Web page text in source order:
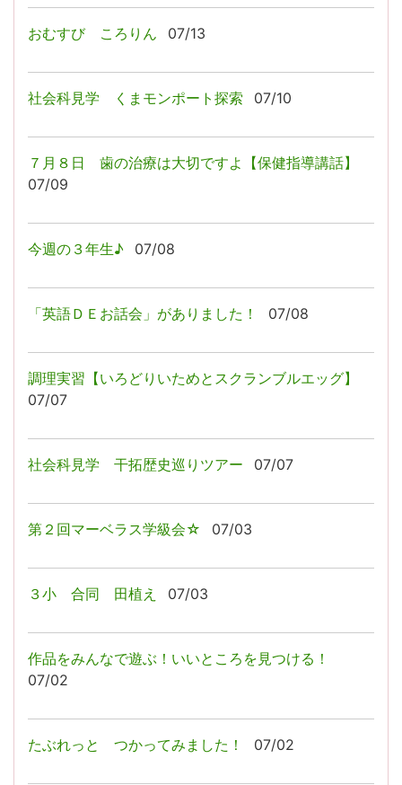
おむすび ころりん 07/13
社会科見学 くまモンポート探索 07/10
７月８日 歯の治療は大切ですよ【保健指導講話】
07/09
今週の３年生♪ 07/08
「英語ＤＥお話会」がありました！ 07/08
調理実習【いろどりいためとスクランブルエッグ】
07/07
社会科見学 干拓歴史巡りツアー 07/07
第２回マーベラス学級会☆ 07/03
３小 合同 田植え 07/03
作品をみんなで遊ぶ！いいところを見つける！
07/02
たぶれっと つかってみました！ 07/02